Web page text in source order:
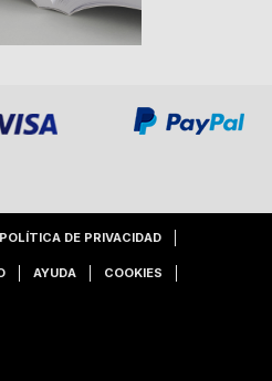
POLÍTICA DE PRIVACIDAD
AYUDA COOKIES